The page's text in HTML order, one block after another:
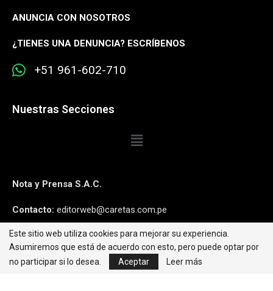
ANUNCIA CON NOSOTROS
¿TIENES UNA DENUNCIA? ESCRÍBENOS
+51 961-602-710
Nuestras Secciones
Nota y Prensa S.A.C.
Contacto: editorweb@caretas.com.pe
Síguenos:
Este sitio web utiliza cookies para mejorar su experiencia.
Asumiremos que está de acuerdo con esto, pero puede optar por
no participar si lo desea.
Aceptar Leer más